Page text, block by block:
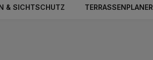
& SICHTSCHUTZ TERRASSENPLANER